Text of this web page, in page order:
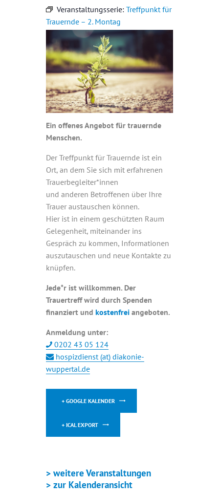
Veranstaltungsserie: Treffpunkt für
Trauernde – 2. Montag
Ein offenes Angebot für trauernde
Menschen.
Der Treffpunkt für Trauernde ist ein
Ort, an dem Sie sich mit erfahrenen
Trauerbegleiter*innen
und anderen Betroffenen über Ihre
Trauer austauschen können.
Hier ist in einem geschützten Raum
Gelegenheit, miteinander ins
Gespräch zu kommen, Informationen
auszutauschen und neue Kontakte zu
knüpfen.
Jede*r ist willkommen. Der
Trauertreff wird durch Spenden
finanziert und kostenfrei angeboten.
Anmeldung unter:
0202 43 05 124
hospizdienst (at) diakonie-
wuppertal.de
+ GOOGLE KALENDER
+ ICAL EXPORT
> weitere Veranstaltungen
> zur Kalenderansicht